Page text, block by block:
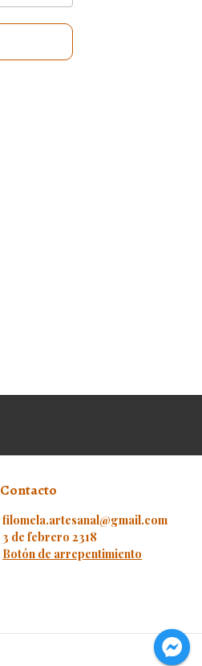
Contacto
filomela.artesanal@gmail.com
3 de febrero 2318
Botón de arrepentimiento